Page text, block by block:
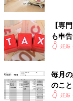
・入院中の治療に
たもののみ）
・歯の治療費
・治療のための薬代
・市販の薬代（治
NG。レシートは
算して記入）
・治療のための鍼
【専
も申
妊娠
毎月
のこと
妊娠